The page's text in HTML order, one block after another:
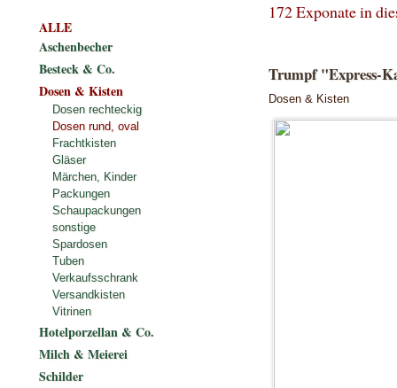
172 Exponate in
Trumpf "Express-
Dosen & Kisten
ALLE
Aschenbecher
Besteck & Co.
Dosen & Kisten
Dosen rechteckig
Dosen rund, oval
Frachtkisten
Gläser
Märchen, Kinder
Packungen
Schaupackungen
sonstige
Spardosen
Tuben
Verkaufsschrank
Versandkisten
Vitrinen
Hotelporzellan & Co.
Milch & Meierei
Schilder